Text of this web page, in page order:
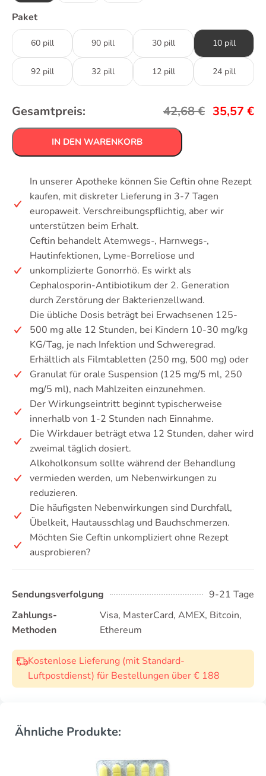
Paket
60 pill 90 pill 30 pill 10 pill
92 pill 32 pill 12 pill 24 pill
Gesamtpreis: 42,68€ 35,57 €
IN DEN WARENKORB
In unserer Apotheke können Sie Ceftin ohne Rezept
kaufen, mit diskreter Lieferung in 3-7 Tagen
europaweit. Verschreibungspflichtig, aber wir
unterstützen beim Erhalt.
Ceftin behandelt Atemwegs-, Harnwegs-,
Hautinfektionen, Lyme-Borreliose und
unkomplizierte Gonorrhö. Es wirkt als
Cephalosporin-Antibiotikum der 2. Generation
durch Zerstörung der Bakterienzellwand.
Die übliche Dosis beträgt bei Erwachsenen 125-
500 mg alle 12 Stunden, bei Kindern 10-30 mg/kg
KG/Tag, je nach Infektion und Schweregrad.
Erhältlich als Filmtabletten (250 mg, 500 mg) oder
Granulat für orale Suspension (125 mg/5 ml, 250
mg/5 ml), nach Mahlzeiten einzunehmen.
Der Wirkungseintritt beginnt typischerweise
innerhalb von 1-2 Stunden nach Einnahme.
Die Wirkdauer beträgt etwa 12 Stunden, daher wird
zweimal täglich dosiert.
Alkoholkonsum sollte während der Behandlung
vermieden werden, um Nebenwirkungen zu
reduzieren.
Die häufigsten Nebenwirkungen sind Durchfall,
Übelkeit, Hautausschlag und Bauchschmerzen.
Möchten Sie Ceftin unkompliziert ohne Rezept
ausprobieren?
Sendungsverfolgung
9-21 Tage
Zahlungs-
Methoden
Visa, MasterCard, AMEX, Bitcoin,
Ethereum
Kostenlose Lieferung (mit Standard-
Luftpostdienst) für Bestellungen über € 188
Ähnliche Produkte: